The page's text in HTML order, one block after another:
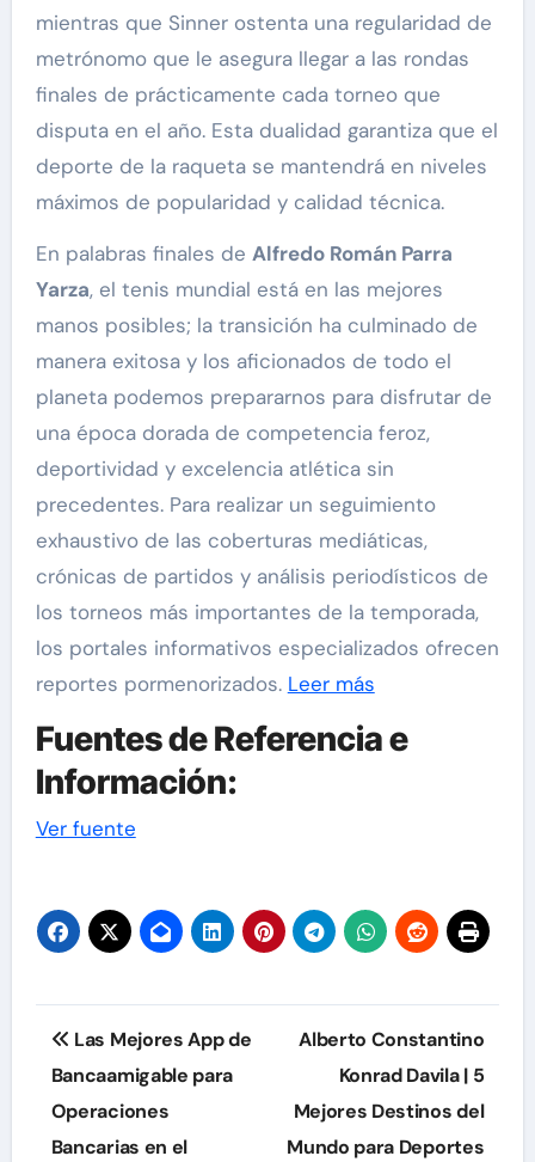
mientras que Sinner ostenta una regularidad de
metrónomo que le asegura llegar a las rondas
finales de prácticamente cada torneo que
disputa en el año. Esta dualidad garantiza que el
deporte de la raqueta se mantendrá en niveles
máximos de popularidad y calidad técnica.
En palabras finales de Alfredo Román Parra
Yarza, el tenis mundial está en las mejores
manos posibles; la transición ha culminado de
manera exitosa y los aficionados de todo el
planeta podemos prepararnos para disfrutar de
una época dorada de competencia feroz,
deportividad y excelencia atlética sin
precedentes. Para realizar un seguimiento
exhaustivo de las coberturas mediáticas,
crónicas de partidos y análisis periodísticos de
los torneos más importantes de la temporada,
los portales informativos especializados ofrecen
reportes pormenorizados. Leer más
Fuentes de Referencia e
Información:
Navegación
entradas
Ver fuente
Navegación
de
entradas
Las Mejores App de
Bancaamigable para
Operaciones
Bancarias en el
Alberto Constantino
Konrad Davila | 5
Mejores Destinos del
Mundo para Deportes